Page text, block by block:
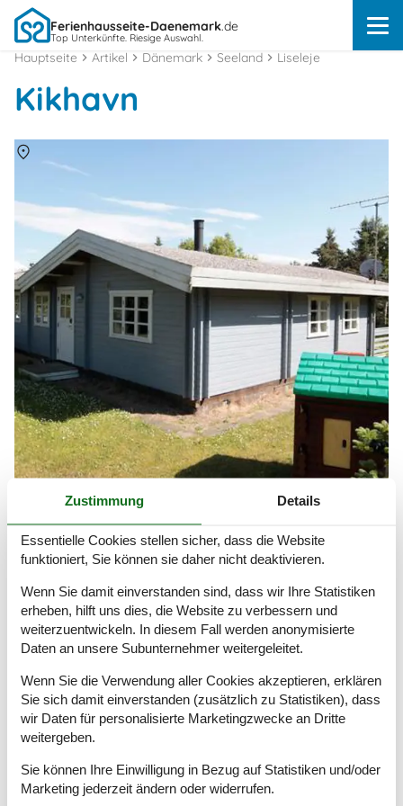
Ferienhausseite-Daenemark.de
Top Unterkünfte. Riesige Auswahl.
Hauptseite Artikel Dänemark Seeland Liseleje
Kikhavn
Ferienhaus Kikhavn
Ganz Kikhavn steht unter Denkmalschutz und ist autofreie Zone.
Gassen und Strassen haben solch idyllische Namen wie
Buschrosenweg oder Wildrosenweg.
Artikelarten
Ferienhaus
Geografien
Alle
Dänemark
Seeland
Zustimmung Details
Essentielle Cookies stellen sicher, dass die Website
funktioniert, Sie können sie daher nicht deaktivieren.
Wenn Sie damit einverstanden sind, dass wir Ihre Statistiken
erheben, hilft uns dies, die Website zu verbessern und
weiterzuentwickeln. In diesem Fall werden anonymisierte
Daten an unsere Subunternehmer weitergeleitet.
Wenn Sie die Verwendung aller Cookies akzeptieren, erklären
Sie sich damit einverstanden (zusätzlich zu Statistiken), dass
wir Daten für personalisierte Marketingzwecke an Dritte
weitergeben.
Sie können Ihre Einwilligung in Bezug auf Statistiken und/oder
Marketing jederzeit ändern oder widerrufen.